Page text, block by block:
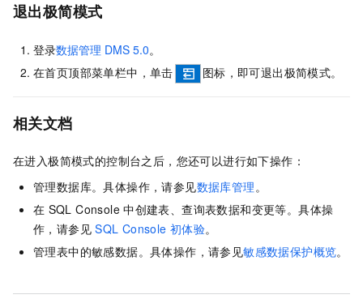
退出极简模式
登录数据管理 DMS 5.0。
在首页顶部菜单栏中，单击
图标，即可退出极简模式。
相关文档
在进入极简模式的控制台之后，您还可以进行如下操作：
管理数据库。具体操作，请参见数据库管理 。
在 SQL Console 中创建表、查询表数据和变更等。具体操
作，请参见 SQL Console 初体验。
管理表中的敏感数据。具体操作，请参见敏感数据保护概览。